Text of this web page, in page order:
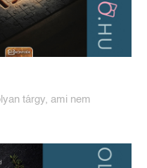
tárgy, ami nem